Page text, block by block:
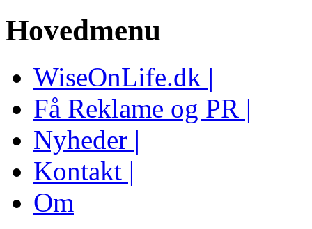
Hovedmenu
WiseOnLife.dk |
Få Reklame og PR |
Nyheder |
Kontakt |
Om